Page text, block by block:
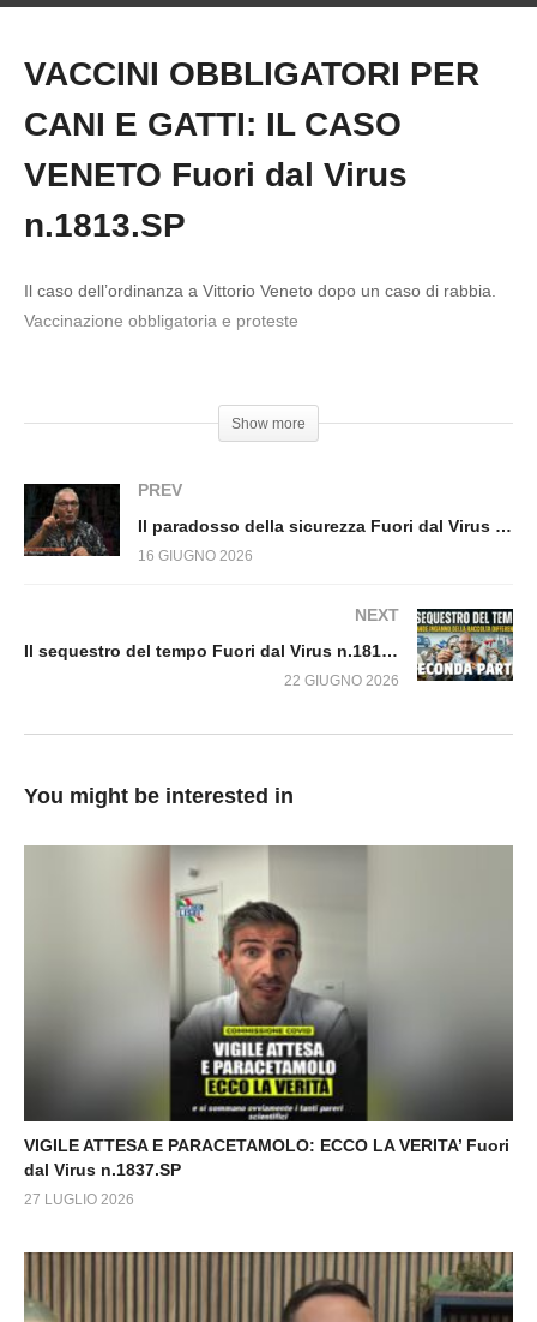
Copy Embed Code
DEL GOVERNO. Fuori dal Virus n.1810.SP
VACCINI OBBLIGATORI PER
CANI E GATTI: IL CASO
VENETO Fuori dal Virus
n.1813.SP
Il caso dell’ordinanza a Vittorio Veneto dopo un caso di rabbia.
Vaccinazione obbligatoria e proteste
Show more
PREV
Il paradosso della sicurezza Fuori dal Virus n.1812.SP
16 GIUGNO 2026
NEXT
Il sequestro del tempo Fuori dal Virus n.1814.SP
22 GIUGNO 2026
You might be interested in
VIGILE ATTESA E PARACETAMOLO: ECCO LA VERITA’ Fuori
dal Virus n.1837.SP
27 LUGLIO 2026